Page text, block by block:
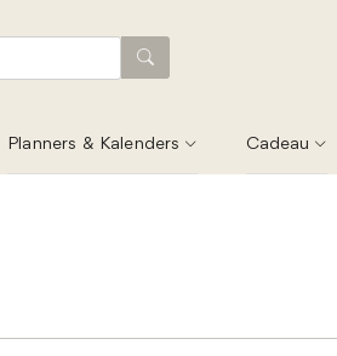
Planners & Kalenders Cadeau